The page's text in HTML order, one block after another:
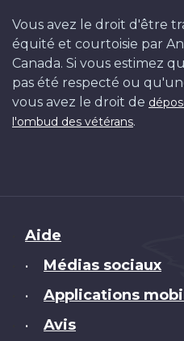
Vous avez le droit d'être
équité et courtoisie par
Canada. Si vous estimez
pas été respecté ou
vous avez le droit de
l'ombud des vétérans.
Brand
Aide
• Médias sociaux
• Applications
• Avis